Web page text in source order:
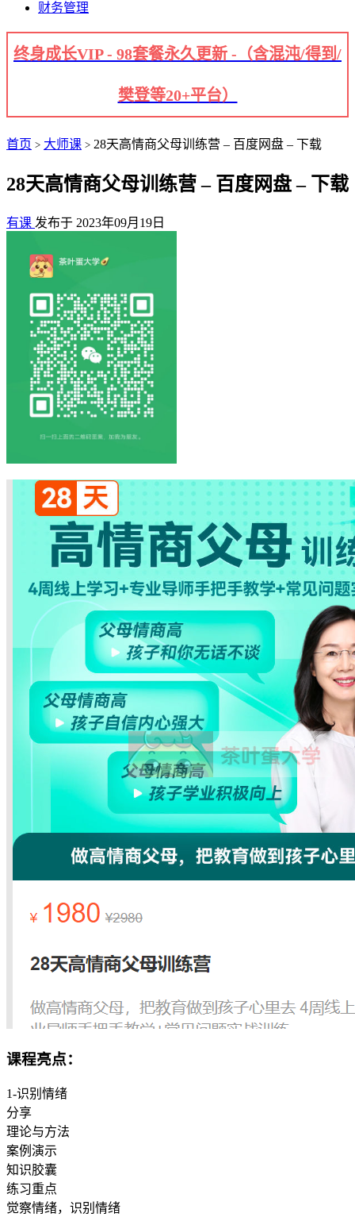
财务管理
终身成长VIP - 98套餐永久更新 -（含混沌/得到/
樊登等20+平台）
首页 > 大师课 > 28天高情商父母训练营 – 百度网盘 – 下载
28天高情商父母训练营 – 百度网盘 – 下载
有课 发布于 2023年09月19日
课程亮点：
1-识别情绪
分享
理论与方法
案例演示
知识胶囊
练习重点
觉察情绪，识别情绪